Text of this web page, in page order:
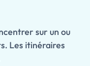
sur un ou
Les itinéraires